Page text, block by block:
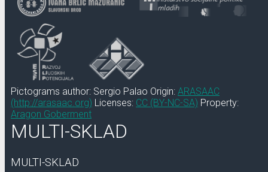
Pictograms author: Sergio Palao Origin: ARASAAC
(http://arasaac.org) Licenses: CC (BY-NC-SA) Property:
Aragon Goberment
MULTI-SKLAD
MULTI-SKLAD